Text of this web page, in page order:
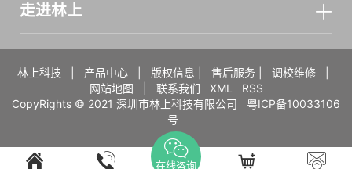
走进林上
林上科技 产品中心| 版权信息 售后服务| 调校维修|
网站地图
联系我们 XML
RSS
CopyRights © 2021 深圳市林上科技有限公司 粤ICP备10033106
号
在线咨询